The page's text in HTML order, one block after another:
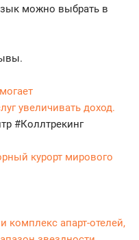
можно выбрать в
увеличивать доход.
#Коллтрекинг
курорт мирового
комплекс апарт-отелей,